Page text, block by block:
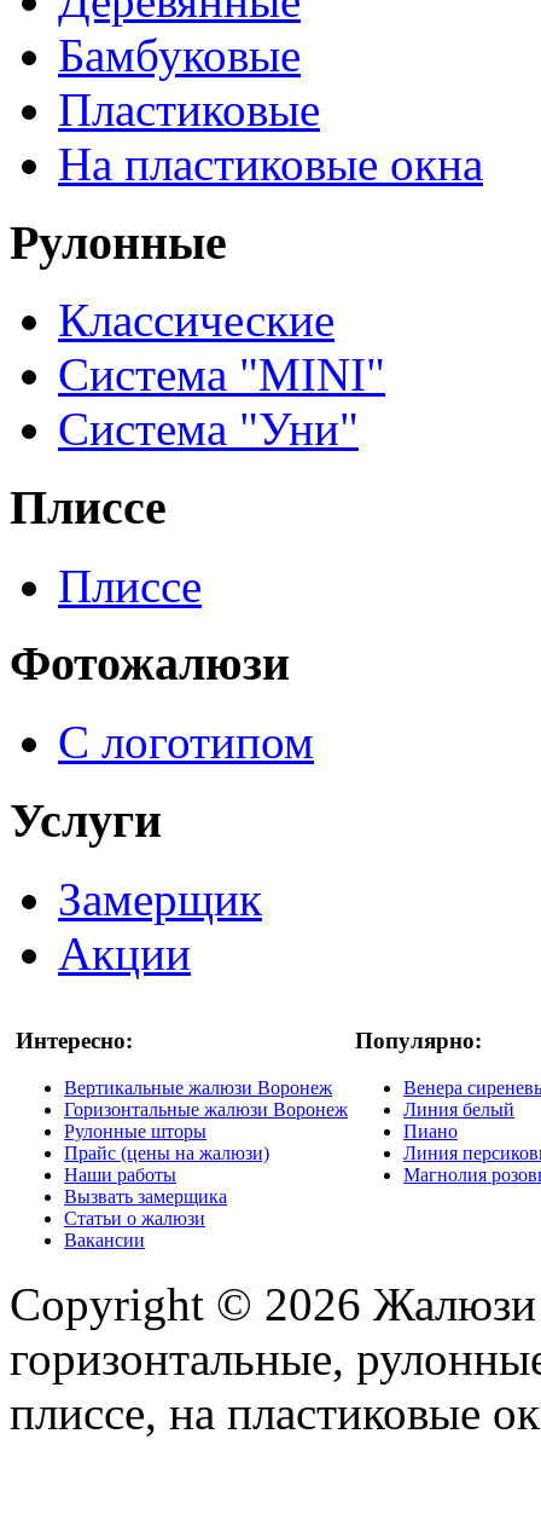
Бамбуковые
Пластиковые
На пластиковые окна
Рулонные
Классические
Система "MINI"
Система "Уни"
Плиссе
Плиссе
Фотожалюзи
С логотипом
Услуги
Замерщик
Акции
Интересно:
Вертикальные жалюзи Воронеж
Горизонтальные жалюзи Воронеж
Рулонные шторы
Прайс (цены на жалюзи)
Наши работы
Вызвать замерщика
Статьи о жалюзи
Вакансии
Популярно:
Венера
Линия белый
Пиано
Линия
Магнолия
Copyright © 2026 Жалюзи
горизонтальные,
плиссе, на пластиковые